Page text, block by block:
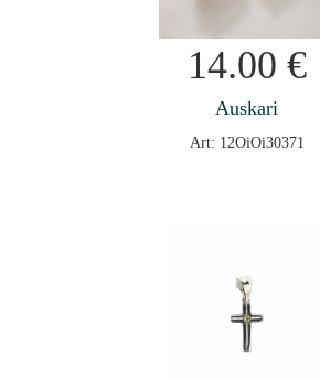
14.00 €
Auskari
Art: 12OiOi30371